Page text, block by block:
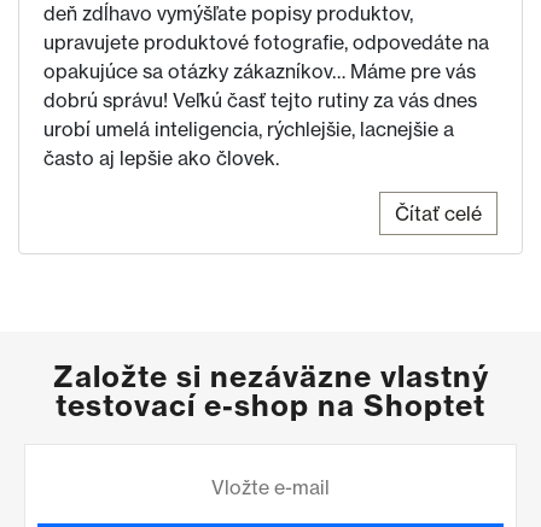
deň zdĺhavo vymýšľate popisy produktov,
upravujete produktové fotografie, odpovedáte na
opakujúce sa otázky zákazníkov… Máme pre vás
dobrú správu! Veľkú časť tejto rutiny za vás dnes
urobí umelá inteligencia, rýchlejšie, lacnejšie a
často aj lepšie ako človek.
Čítať celé
Založte si nezáväzne vlastný
testovací e-shop na Shoptet